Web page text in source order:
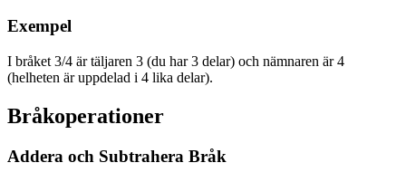
Exempel
I bråket 3/4 är täljaren 3 (du har 3 delar) och nämnaren är 4
(helheten är uppdelad i 4 lika delar).
Bråkoperationer
Addera och Subtrahera Bråk